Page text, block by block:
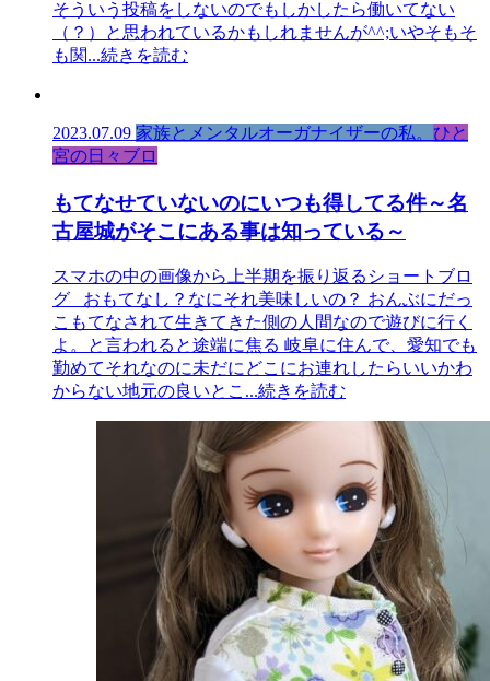
そういう投稿をしないのでもしかしたら働いてない
（？）と思われているかもしれませんが^^;いやそもそ
も関...続きを読む
2023.07.09 家族とメンタルオーガナイザーの私。 ひと
宮の日々ブロ
もてなせていないのにいつも得してる件～名
古屋城がそこにある事は知っている～
スマホの中の画像から上半期を振り返るショートブロ
グ おもてなし？なにそれ美味しいの？ おんぶにだっ
こもてなされて生きてきた側の人間なので遊びに行く
よ。と言われると途端に焦る 岐阜に住んで、愛知でも
勤めてそれなのに未だにどこにお連れしたらいいかわ
からない地元の良いとこ ...続きを読む